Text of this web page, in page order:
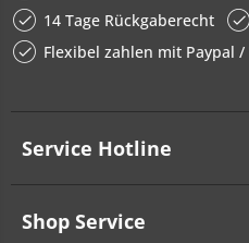
14 Tage Rückgaberecht
Flexibel zahlen mit Paypal /
Service Hotline
Shop Service